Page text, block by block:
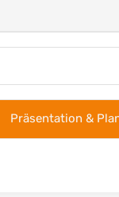
Präsentation &